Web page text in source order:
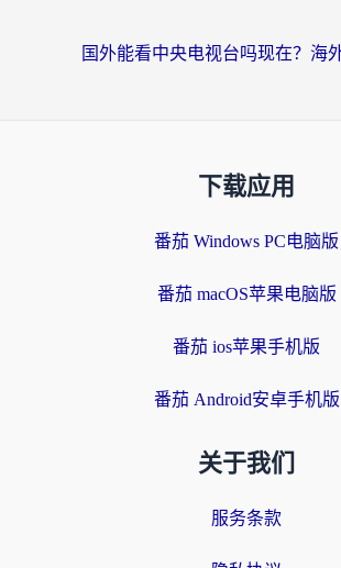
下载应用
番茄 Windows PC电脑版
番茄 macOS苹果电脑版
番茄 ios苹果手机版
番茄 Android安卓手机版
关于我们
服务条款